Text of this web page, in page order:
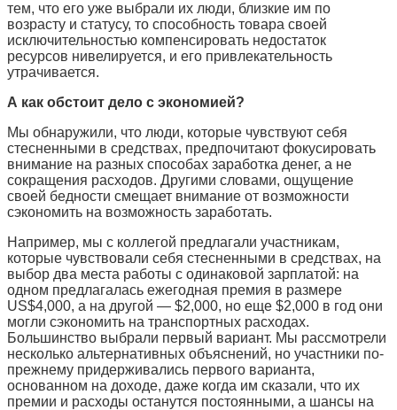
тем, что его уже выбрали их люди, близкие им по
возрасту и статусу, то способность товара своей
исключительностью компенсировать недостаток
ресурсов нивелируется, и его привлекательность
утрачивается.
А как обстоит дело с экономией?
Мы обнаружили, что люди, которые чувствуют себя
стесненными в средствах, предпочитают фокусировать
внимание на разных способах заработка денег, а не
сокращения расходов. Другими словами, ощущение
своей бедности смещает внимание от возможности
сэкономить на возможность заработать.
Например, мы с коллегой предлагали участникам,
которые чувствовали себя стесненными в средствах, на
выбор два места работы с одинаковой зарплатой: на
одном предлагалась ежегодная премия в размере
US$4,000, а на другой — $2,000, но еще $2,000 в год они
могли сэкономить на транспортных расходах.
Большинство выбрали первый вариант. Мы рассмотрели
несколько альтернативных объяснений, но участники по-
прежнему придерживались первого варианта,
основанном на доходе, даже когда им сказали, что их
премии и расходы останутся постоянными, а шансы на